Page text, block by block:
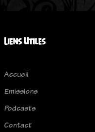
Liens Utiles
Accueil
Emissions
Podcasts
Contact